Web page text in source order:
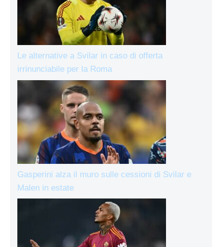
Le alternative a Svilar in caso di offerta
irrinunciabile per la Roma
Gasperini alza il muro sulle cessioni di Svilar e
Malen in estate